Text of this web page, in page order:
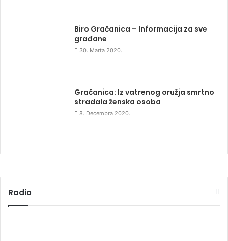
Biro Gračanica – Informacija za sve
građane
30. Marta 2020.
Gračanica: Iz vatrenog oružja smrtno
stradala ženska osoba
8. Decembra 2020.
Radio